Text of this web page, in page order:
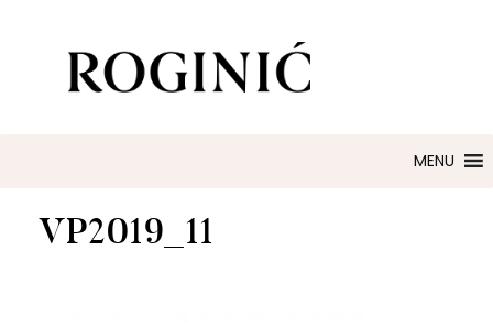
ZLATARNA ROGINIĆ
Zaručničko i vjenčano prstenje
MENU
VP2019_11